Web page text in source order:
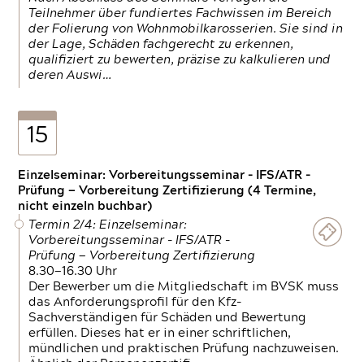
Teilnehmer über fundiertes Fachwissen im Bereich
der Folierung von Wohnmobilkarosserien. Sie sind in
der Lage, Schäden fachgerecht zu erkennen,
qualifiziert zu bewerten, präzise zu kalkulieren und
deren Auswi…
15
Einzelseminar: Vorbereitungsseminar - IFS/ATR -
Prüfung — Vorbereitung Zertifizierung (4 Termine,
nicht einzeln buchbar)
Termin 2/4: Einzelseminar:
Vorbereitungsseminar - IFS/ATR -
Prüfung — Vorbereitung Zertifizierung
8.30—16.30 Uhr
Der Bewerber um die Mitgliedschaft im BVSK muss
das Anforderungsprofil für den Kfz-
Sachverständigen für Schäden und Bewertung
erfüllen. Dieses hat er in einer schriftlichen,
mündlichen und praktischen Prüfung nachzuweisen.